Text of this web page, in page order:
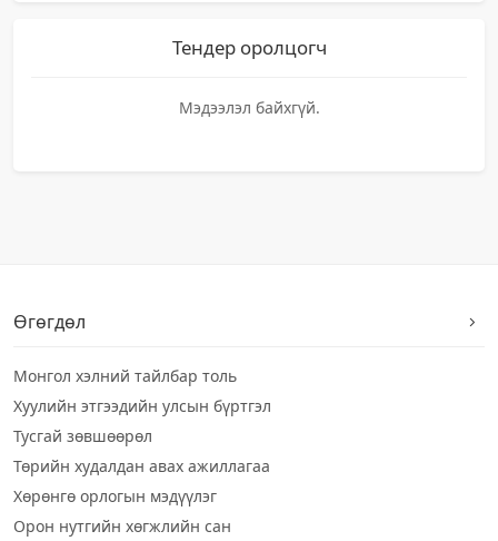
Тендер оролцогч
Мэдээлэл байхгүй.
Өгөгдөл
Монгол хэлний тайлбар толь
Хуулийн этгээдийн улсын бүртгэл
Тусгай зөвшөөрөл
Төрийн худалдан авах ажиллагаа
Хөрөнгө орлогын мэдүүлэг
Орон нутгийн хөгжлийн сан